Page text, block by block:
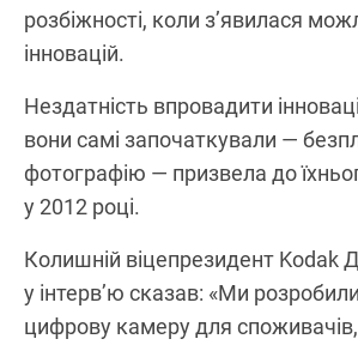
розбіжності, коли з’явилася
інновацій.
Нездатність впровадити
вони самі започаткували —
фотографію — призвела до
у 2012 році.
Колишній віцепрезидент Kodak
у інтерв’ю сказав: «Ми
цифрову камеру для